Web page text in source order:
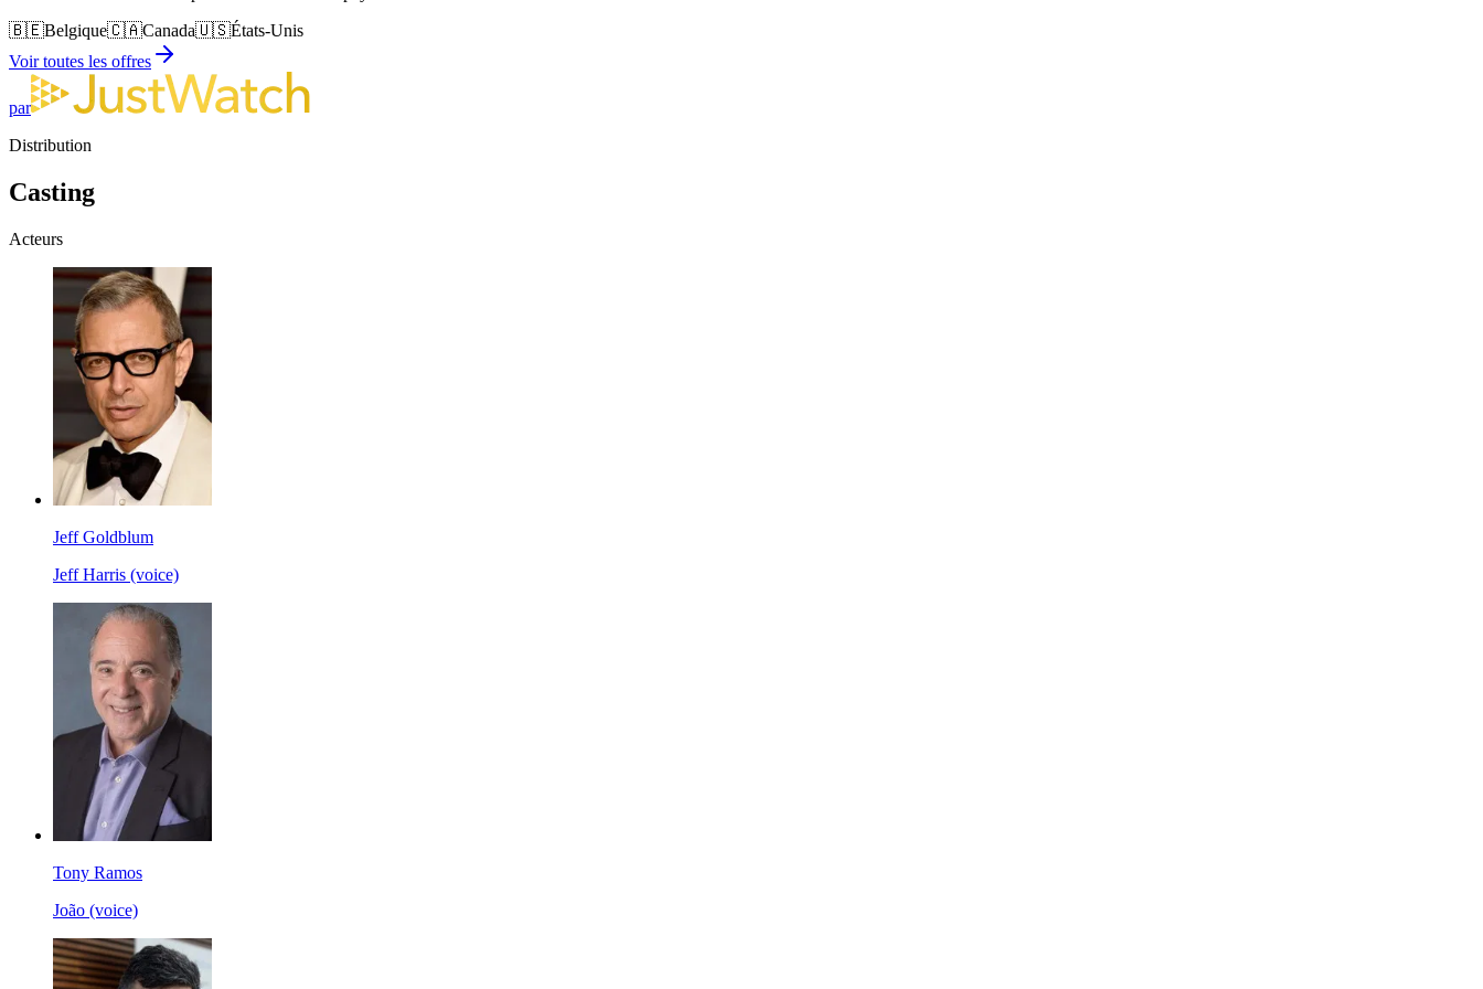
🇧🇪Belgique🇨🇦Canada🇺🇸États-Unis
Voir toutes les offres
par
Distribution
Casting
Acteurs
Jeff Goldblum
Jeff Harris (voice)
Tony Ramos
João (voice)